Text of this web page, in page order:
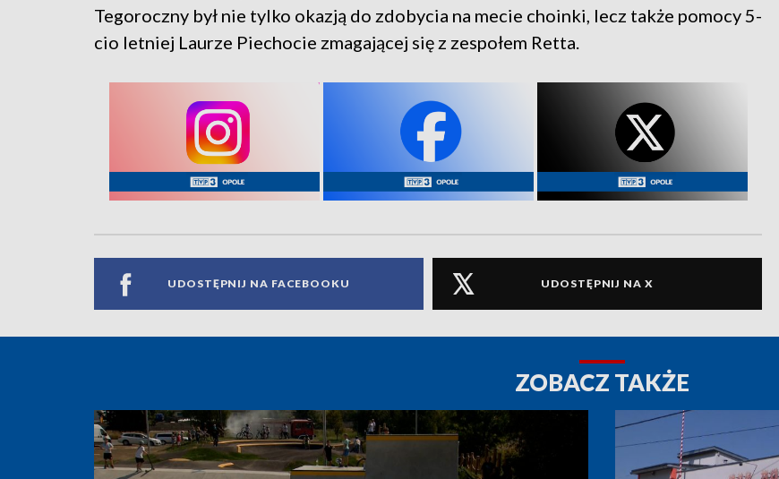
Tegoroczny był nie tylko okazją do zdobycia na mecie choinki, lecz także pomocy 5-
cio letniej Laurze Piechocie zmagającej się z zespołem Retta.
UDOSTĘPNIJ NA FACEBOOKU UDOSTĘPNIJ NA X
ZOBACZ TAKŻE